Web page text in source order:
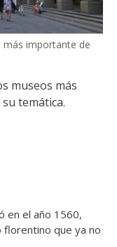
más importante de
museos más
temática.
en el año 1560,
florentino que ya no